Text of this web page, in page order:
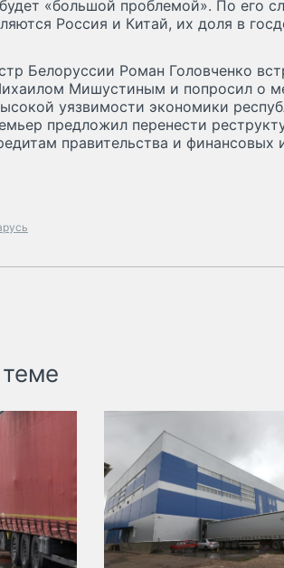
«большой проблемой». По его
Россия и Китай, их доля в
Белоруссии Роман Головченко
Мишустиным и попросил о
уязвимости экономики
предложил перенести
правительства и финансовых